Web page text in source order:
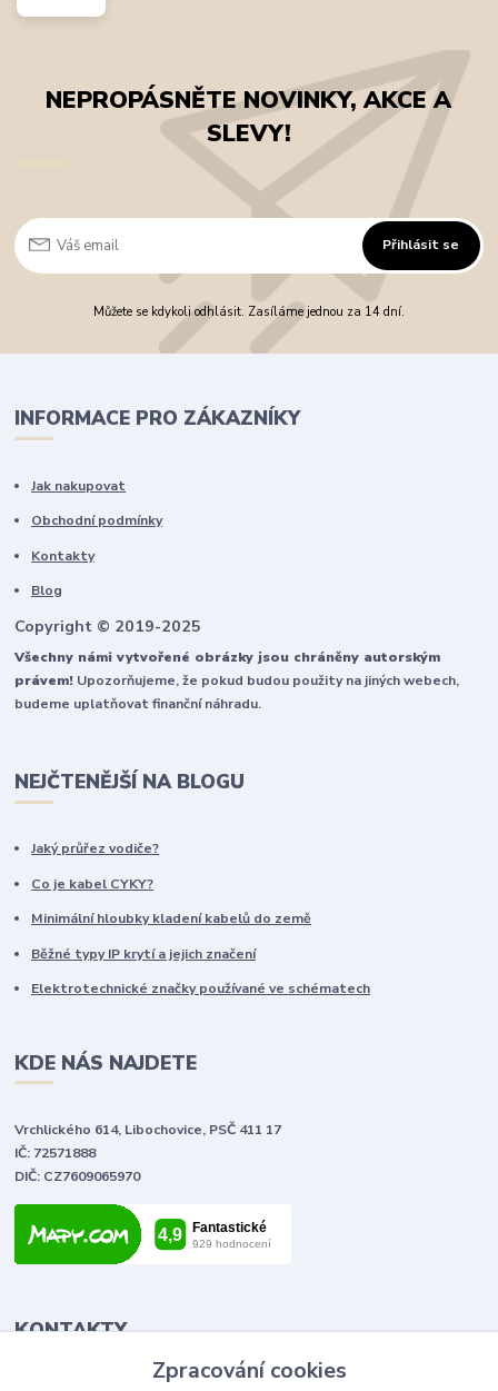
NEPROPÁSNĚTE NOVINKY, AKCE A
SLEVY!
Přihlásit se
Můžete se kdykoli odhlásit. Zasíláme jednou za 14 dní.
INFORMACE PRO ZÁKAZNÍKY
Jak nakupovat
Obchodní podmínky
Kontakty
Blog
Copyright © 2019-2025
Všechny námi vytvořené obrázky jsou chráněny autorským
právem! Upozorňujeme, že pokud budou použity na jiných webech,
budeme uplatňovat finanční náhradu.
NEJČTENĚJŠÍ NA BLOGU
Jaký průřez vodiče?
Co je kabel CYKY?
Minimální hloubky kladení kabelů do země
Běžné typy IP krytí a jejich značení
Elektrotechnické značky používané ve schématech
KDE NÁS NAJDETE
Vrchlického 614, Libochovice, PSČ 411 17
IČ: 72571888
DIČ: CZ7609065970
KONTAKTY
Zpracování cookies